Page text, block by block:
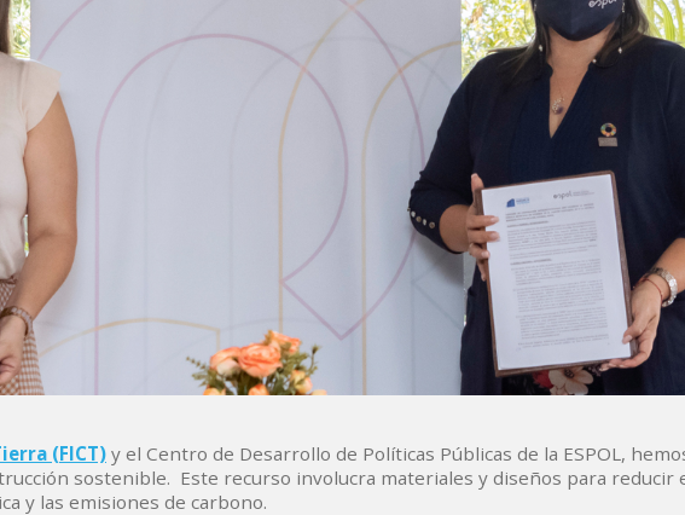
(FICT) y el Centro de Desarrollo de Políticas Públicas de la ESPOL,
sostenible. Este recurso involucra materiales y diseños para reducir
y las emisiones de carbono.